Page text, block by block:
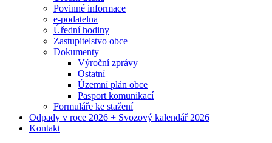
Povinné informace
e-podatelna
Úřední hodiny
Zastupitelstvo obce
Dokumenty
Výroční zprávy
Ostatní
Územní plán obce
Pasport komunikací
Formuláře ke stažení
Odpady v roce 2026 + Svozový kalendář 2026
Kontakt